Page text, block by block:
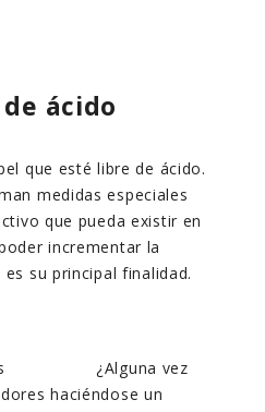
ácido
que esté libre de ácido.
medidas especiales
que pueda existir en
incrementar la
su principal finalidad.
¿Alguna vez
haciéndose un